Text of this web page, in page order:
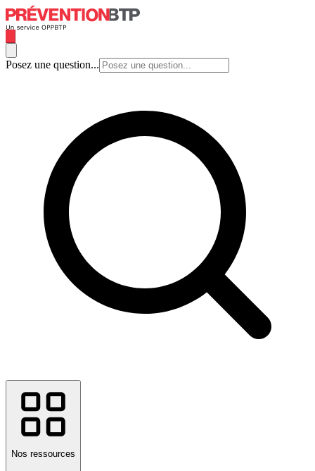
Posez une question...
Nos ressources